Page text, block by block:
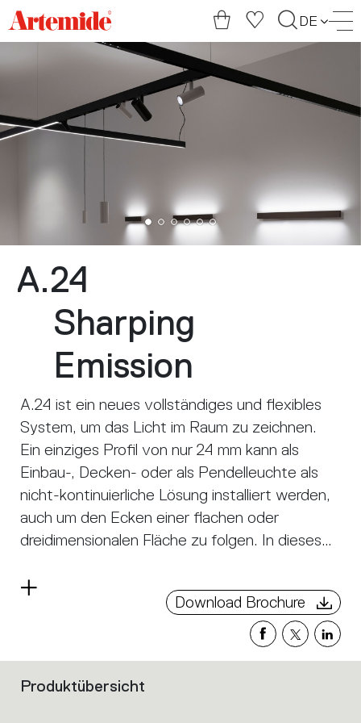
Artemide
home
page
DE
A.24
Sharping
Emission
A.24 ist ein neues vollständiges und flexibles
System, um das Licht im Raum zu zeichnen.
Ein einziges Profil von nur 24 mm kann als
Einbau-, Decken- oder als Pendelleuchte als
nicht-kontinuierliche Lösung installiert werden,
auch um den Ecken einer flachen oder
dreidimensionalen Fläche zu folgen. In dieses
ein: diffuses Licht, Sharp- Lichtleiter mit drei
Öffnungen oder eine intelligente
Magnetschiene. A.24 wird dadurch nicht nur
zum flexiblen System, sondern zur offenen
Read
Download Brochure
Filters
Produktübersicht